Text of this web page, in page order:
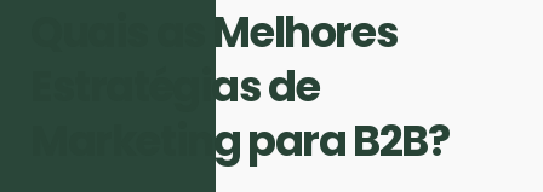
Quais as Melhores
Estratégias de
Marketing para B2B?